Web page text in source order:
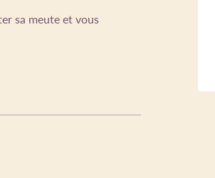
sa meute et vous